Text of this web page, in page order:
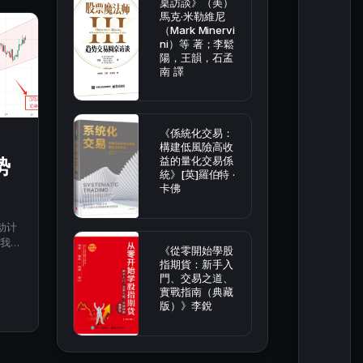
计
看
馬克·米勒維尼
（Mark Minervi
ni）等 著；李鬆
陽，王韻，石孟
南 譯
《係統化交易：
構建低風險高收
益的量化交易係
統》[英]羅伯特 ·
卡佛
《從零開始學股
指期貨：新手入
門、交易之道、
實戰指南（典藏
版）》李銳